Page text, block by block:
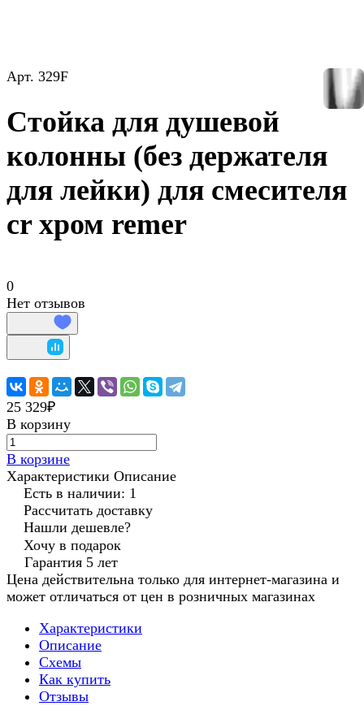
Арт. 329F
Стойка для душевой
колонны (без держателя
для лейки) для смесителя
cr хром remer
0
Нет отзывов
25 329₽
В корзину
В корзине
Характеристики Описание
Есть в наличии: 1
Рассчитать доставку
Нашли дешевле?
Хочу в подарок
Гарантия 5 лет
Цена действительна только для интернет-магазина и
может отличаться от цен в розничных магазинах
Характеристики
Описание
Схемы
Как купить
Отзывы